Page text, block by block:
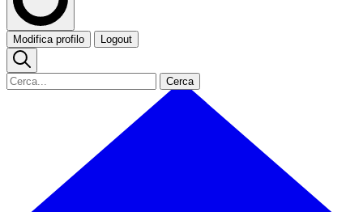
Modifica profilo Logout
Cerca